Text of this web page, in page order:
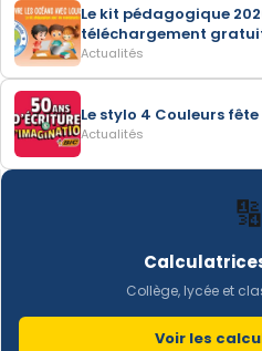
Le kit pédagogique
téléchargement gratuit
Actualités
Le stylo 4 Couleurs fête
Actualités
🔢
Collège, lycée et
Voir les